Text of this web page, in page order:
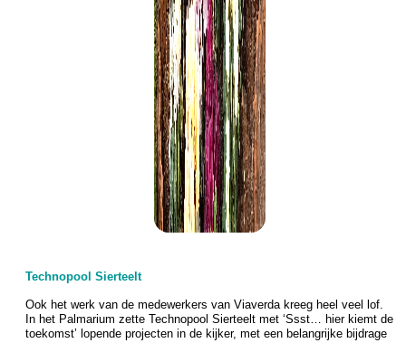
Technopool Sierteelt
Ook het werk van de medewerkers van Viaverda kreeg heel veel lof.
In het Palmarium zette Technopool Sierteelt met ‘Ssst… hier kiemt de
toekomst’ lopende projecten in de kijker, met een belangrijke bijdrage